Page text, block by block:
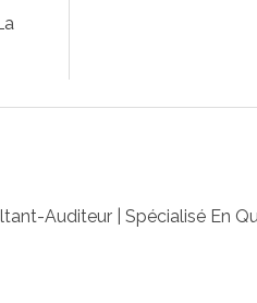
Auditeur | Spécialisé En